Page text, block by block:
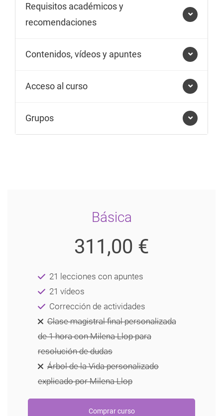
Requisitos académicos y
recomendaciones
Contenidos, vídeos y apuntes
Acceso al curso
Grupos
Básica
311,00 €
21 lecciones con apuntes
21 vídeos
Corrección de actividades
Clase magistral final personalizada
de 1 hora con Milena Llop para
resolución de dudas
Árbol de la Vida personalizado
explicado por Milena Llop